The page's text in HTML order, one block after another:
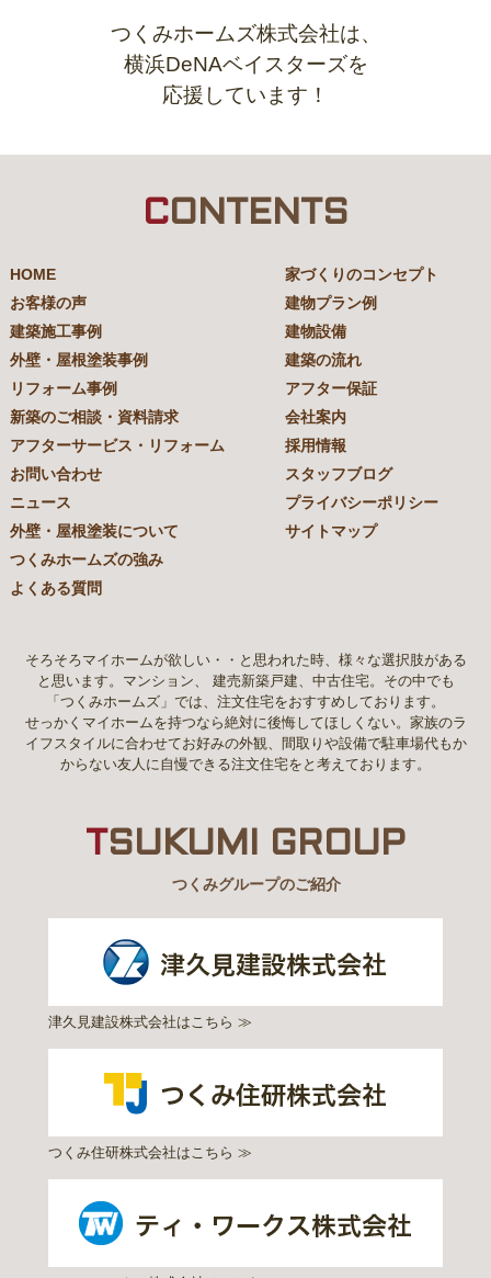
つくみホームズ株式会社は、
横浜DeNAベイスターズを
応援しています！
CONTENTS
HOME
お客様の声
建築施工事例
外壁・屋根塗装事例
リフォーム事例
新築のご相談・資料請求
アフターサービス・リフォーム
お問い合わせ
ニュース
外壁・屋根塗装について
つくみホームズの強み
よくある質問
家づくりのコンセプト
建物プラン例
建物設備
建築の流れ
アフター保証
会社案内
採用情報
スタッフブログ
プライバシーポリシー
サイトマップ
そろそろマイホームが欲しい・・と思われた時、様々な選択肢がある
と思います。マンション、 建売新築戸建、中古住宅。その中でも
「つくみホームズ」では、注文住宅をおすすめしております。
せっかくマイホームを持つなら絶対に後悔してほしくない。家族のラ
イフスタイルに合わせてお好みの外観、間取りや設備で駐車場代もか
からない友人に自慢できる注文住宅をと考えております。
TSUKUMI GROUP
つくみグループのご紹介
津久見建設株式会社はこちら ≫
つくみ住研株式会社はこちら ≫